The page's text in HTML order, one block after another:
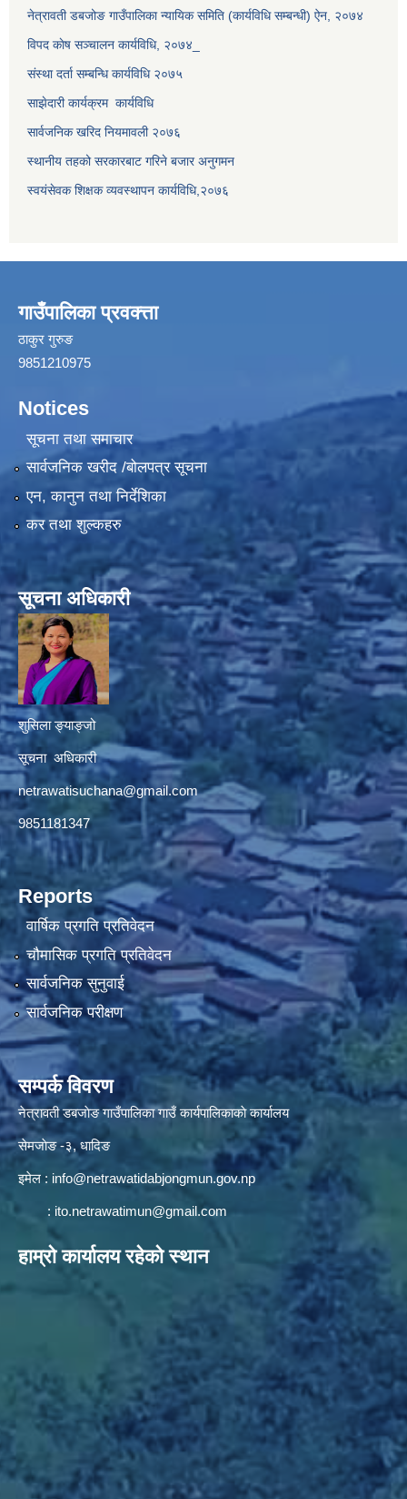
नेत्रावती डबजोङ गाउँपालिका न्यायिक समिति (कार्यविधि सम्बन्धी) ऐन, २०७४
विपद काेष सञ्चालन कार्यविधि, २०७४_
संस्था दर्ता सम्बन्धि कार्यविधि २०७५
साझेदारी कार्यक्रम कार्यविधि
सार्वजनिक खरिद नियमावली २०७६
स्थानीय तहको सरकारबाट गरिने बजार अनुगमन
स्वयंसेवक शिक्षक व्यवस्थापन कार्यविधि,२०७६
गाउँपालिका प्रवक्त्ता
ठाकुर गुरुङ
9851210975
Notices
सूचना तथा समाचार
सार्वजनिक खरीद /बोलपत्र सूचना
एन, कानुन तथा निर्देशिका
कर तथा शुल्कहरु
सूचना अधिकारी
शुसिला ङ्याङ्जो
सूचना अधिकारी
netrawatisuchana@gmail.com
9851181347
Reports
वार्षिक प्रगति प्रतिवेदन
चौमासिक प्रगति प्रतिवेदन
सार्वजनिक सुनुवाई
सार्वजनिक परीक्षण
सम्पर्क विवरण
नेत्रावती डबजाेङ गाउँपालिका गाउँ कार्यपालिकाकाे कार्यालय
सेमजाेङ -३, धादिङ
इमेल : info@netrawatidabjongmun.gov.np
: ito.netrawatimun@gmail.com
हाम्राे कार्यालय रहेकाे स्थान